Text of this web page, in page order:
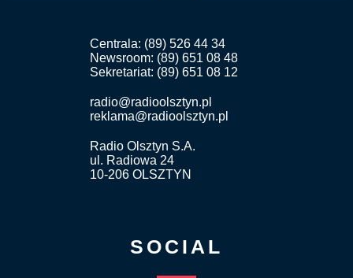
Centrala: (89) 526 44 34
Newsroom: (89) 651 08 48
Sekretariat: (89) 651 08 12
radio@radioolsztyn.pl
reklama@radioolsztyn.pl
Radio Olsztyn S.A.
ul. Radiowa 24
10-206 OLSZTYN
SOCIAL